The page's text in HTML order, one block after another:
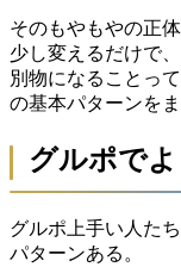
そのもやもやの正
少し変えるだけで
別物になることっ
の基本パターンを
グルポで
グルポ上手い人た
パターンある。